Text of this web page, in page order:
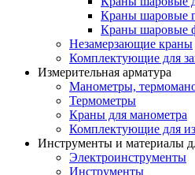
Краны шаровые
Краны шаровые
Незамерзающие краны
Комплектующие для
Измерительная арматура
Манометры,
Термометры
Краны для манометра
Комплектующие для
Инструменты и материалы
Электроинструменты
Инструменты